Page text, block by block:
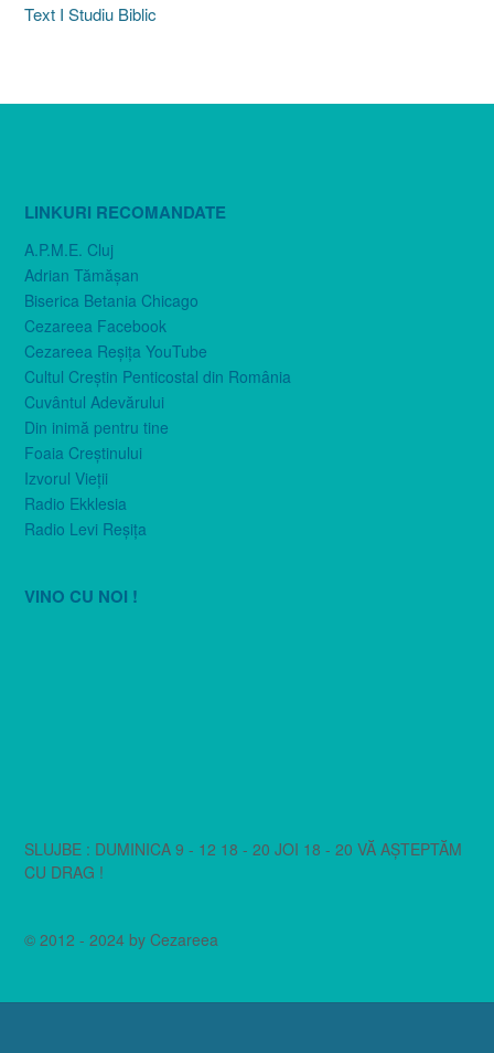
Text I Studiu Biblic
LINKURI RECOMANDATE
A.P.M.E. Cluj
Adrian Tămăşan
Biserica Betania Chicago
Cezareea Facebook
Cezareea Reşiţa YouTube
Cultul Creştin Penticostal din România
Cuvântul Adevărului
Din inimă pentru tine
Foaia Creştinului
Izvorul Vieţii
Radio Ekklesia
Radio Levi Reşiţa
VINO CU NOI !
SLUJBE : DUMINICA 9 - 12 18 - 20 JOI 18 - 20 VĂ AȘTEPTĂM
CU DRAG !
© 2012 - 2024 by Cezareea